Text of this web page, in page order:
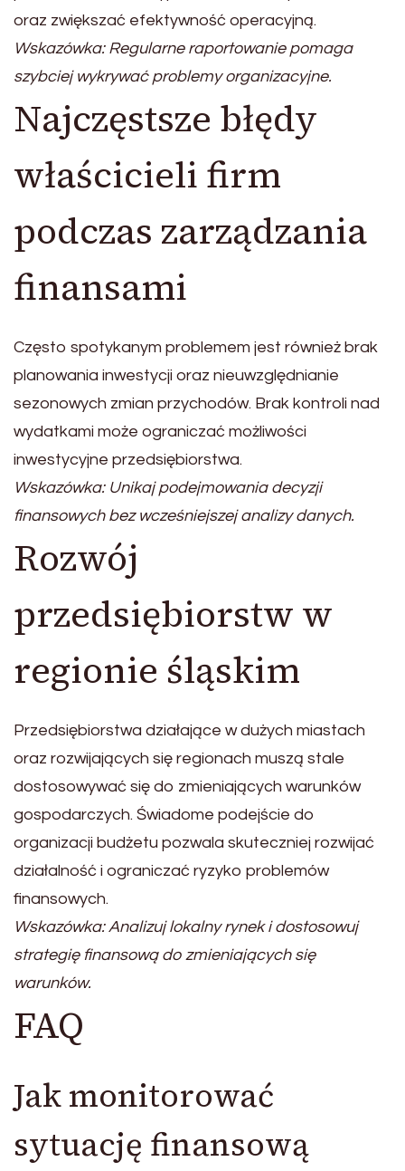
oraz zwiększać efektywność operacyjną.
Wskazówka: Regularne raportowanie pomaga
szybciej wykrywać problemy organizacyjne.
Najczęstsze błędy
właścicieli firm
podczas zarządzania
finansami
Często spotykanym problemem jest również brak
planowania inwestycji oraz nieuwzględnianie
sezonowych zmian przychodów. Brak kontroli nad
wydatkami może ograniczać możliwości
inwestycyjne przedsiębiorstwa.
Wskazówka: Unikaj podejmowania decyzji
finansowych bez wcześniejszej analizy danych.
Rozwój
przedsiębiorstw w
regionie śląskim
Przedsiębiorstwa działające w dużych miastach
oraz rozwijających się regionach muszą stale
dostosowywać się do zmieniających warunków
gospodarczych. Świadome podejście do
organizacji budżetu pozwala skuteczniej rozwijać
działalność i ograniczać ryzyko problemów
finansowych.
Wskazówka: Analizuj lokalny rynek i dostosowuj
strategię finansową do zmieniających się
warunków.
FAQ
Jak monitorować
sytuację finansową